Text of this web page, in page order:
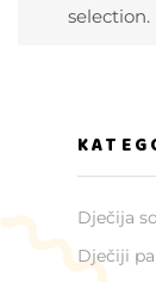
Dječija
Dječiji
selection.